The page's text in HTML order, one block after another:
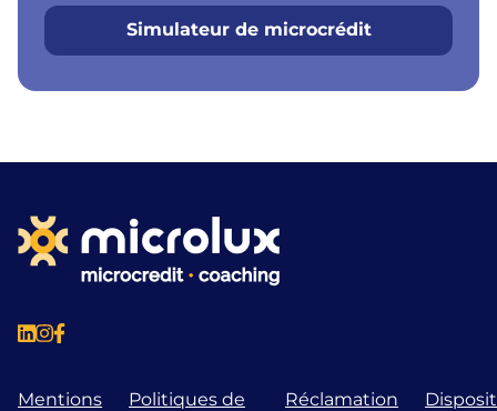
Simulateur de microcrédit
Mentions
Politiques de
Réclamation